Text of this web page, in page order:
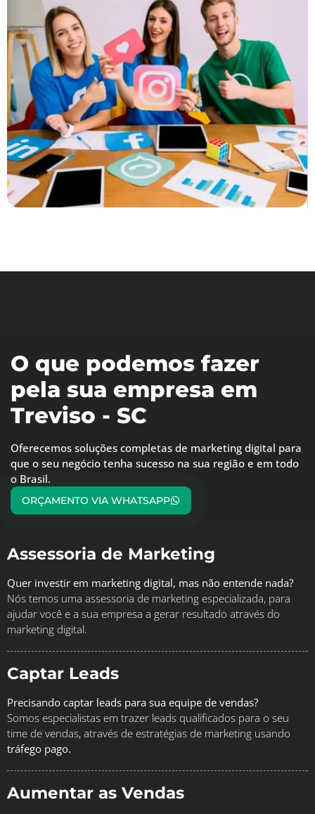
O que podemos fazer
pela sua empresa em
Treviso - SC
Oferecemos soluções completas de marketing digital para
que o seu negócio tenha sucesso na sua região e em todo
o Brasil.
ORÇAMENTO VIA WHATSAPP
Assessoria de Marketing
Quer investir em marketing digital, mas não entende nada?
Nós temos uma assessoria de marketing especializada, para
ajudar você e a sua empresa a gerar resultado através do
marketing digital.
Captar Leads
Precisando captar leads para sua equipe de vendas?
Somos especialistas em trazer leads qualificados para o seu
time de vendas, através de estratégias de marketing usando
tráfego pago.
Aumentar as Vendas